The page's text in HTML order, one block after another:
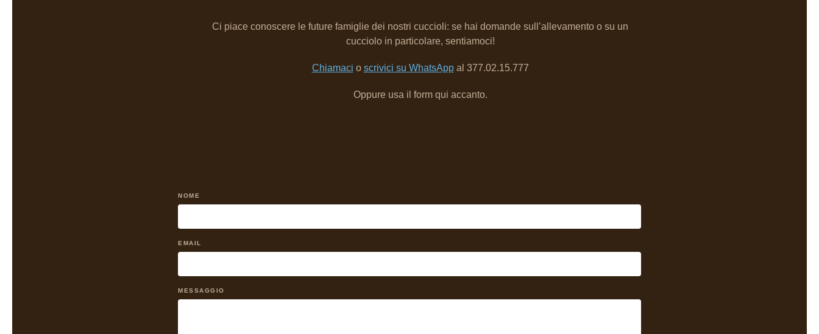
Ci piace conoscere le future famiglie dei nostri cuccioli: se hai domande sull’allevamento o su un
cucciolo in particolare, sentiamoci!
Chiamaci o scrivici su WhatsAppal 377.02.15.777
Oppure usa il form qui accanto.
NOME
EMAIL
MESSAGGIO